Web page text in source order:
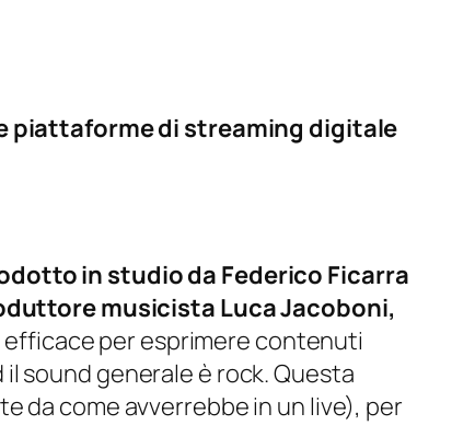
piattaforme di streaming digitale
in studio da Federico Ficarra
musicista Luca Jacoboni,
efficace per esprimere contenuti
sound generale è rock. Questa
da come avverrebbe in un live), per